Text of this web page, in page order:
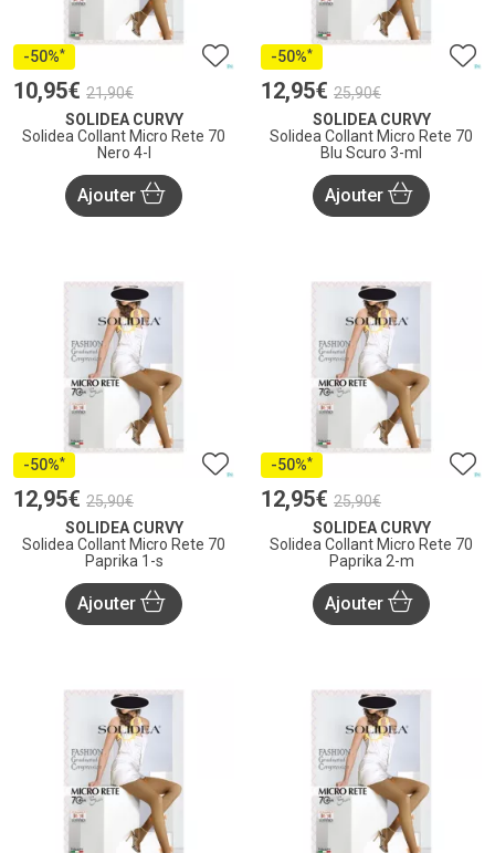
-50%*
10,95€ 21,90€
SOLIDEA CURVY
Solidea Collant Micro Rete 70
Nero 4-l
Ajouter
-50%*
12,95€ 25,90€
SOLIDEA CURVY
Solidea Collant Micro Rete 70
Blu Scuro 3-ml
Ajouter
-50%*
12,95€ 25,90€
SOLIDEA CURVY
Solidea Collant Micro Rete 70
Paprika 1-s
Ajouter
-50%*
12,95€ 25,90€
SOLIDEA CURVY
Solidea Collant Micro Rete 70
Paprika 2-m
Ajouter